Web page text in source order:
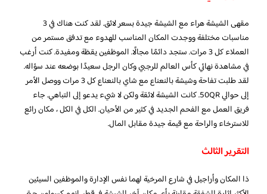
مقهى الشيشة هراء مع الشيشة جيدة بسعر لائق. لقد كنت هناك في 3
مناسبات مختلفة ووجدت المكان المناسب للهدوء مع تدفق مستمر من
العملاء كل 3 مرات. ستجد دائمًا مجالًا. الموظفين يقظة ومفيدة. كنت أرغب
في مشاهدة نهائي كأس العالم للرجبي وكان الرجل سعيدًا بوضعه عند سؤاله.
لقد طلبت تفاحة وشيشة بالنعناع مع شاي بالنعناع كل 3 مرات ووصل الأمر
إلى حوالي 50QR. كانت الشيشة لائقة ولكن لا شيء يدعو إلى التباهي. جاء
فريق العمل مع الفحم الجديد في كثير من الأحيان. الكل في الكل ، مكان رائع
للاسترخاء والراحة مع قيمة جيدة مقابل المال.
التقرير الثالث
ذا المكان وأراجيل في شارع المرخية لهما نفس الإدارة والموظفين السيئين